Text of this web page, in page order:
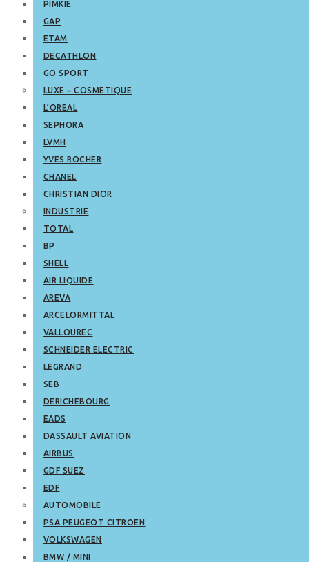
PIMKIE
GAP
ETAM
DECATHLON
GO SPORT
LUXE – COSMETIQUE
L’OREAL
SEPHORA
LVMH
YVES ROCHER
CHANEL
CHRISTIAN DIOR
INDUSTRIE
TOTAL
BP
SHELL
AIR LIQUIDE
AREVA
ARCELORMITTAL
VALLOUREC
SCHNEIDER ELECTRIC
LEGRAND
SEB
DERICHEBOURG
EADS
DASSAULT AVIATION
AIRBUS
GDF SUEZ
EDF
AUTOMOBILE
PSA PEUGEOT CITROEN
VOLKSWAGEN
BMW / MINI